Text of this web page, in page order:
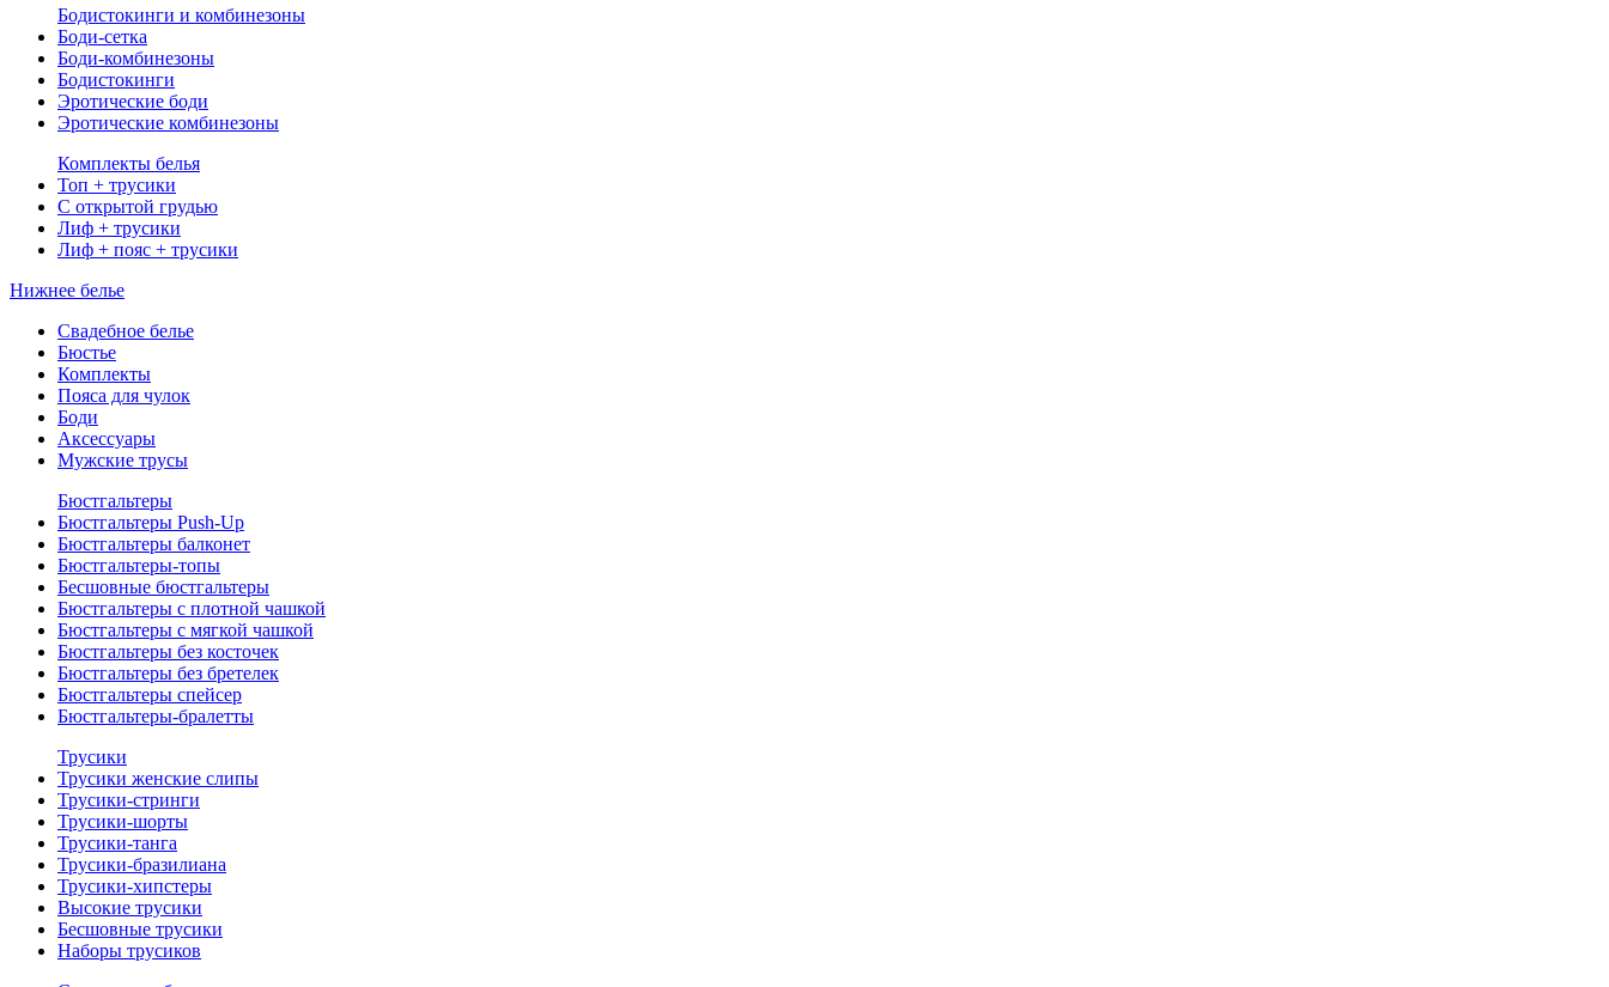
Бодистокинги и комбинезоны
Боди-сетка
Боди-комбинезоны
Бодистокинги
Эротические боди
Эротические комбинезоны
Комплекты белья
Топ + трусики
С открытой грудью
Лиф + трусики
Лиф + пояс + трусики
Нижнее белье
Свадебное белье
Бюстье
Комплекты
Пояса для чулок
Боди
Аксессуары
Мужские трусы
Бюстгальтеры
Бюстгальтеры Push-Up
Бюстгальтеры балконет
Бюстгальтеры-топы
Бесшовные бюстгальтеры
Бюстгальтеры с плотной чашкой
Бюстгальтеры с мягкой чашкой
Бюстгальтеры без косточек
Бюстгальтеры без бретелек
Бюстгальтеры спейсер
Бюстгальтеры-бралетты
Трусики
Трусики женские слипы
Трусики-стринги
Трусики-шорты
Трусики-танга
Трусики-бразилиана
Трусики-хипстеры
Высокие трусики
Бесшовные трусики
Наборы трусиков